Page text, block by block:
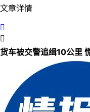
文章详情


货车被交警追缉10公里